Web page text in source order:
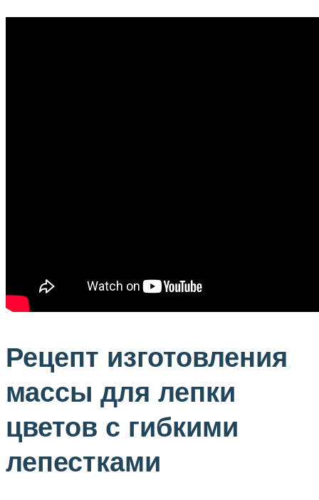
Рецепт изготовления
массы для лепки
цветов с гибкими
лепестками